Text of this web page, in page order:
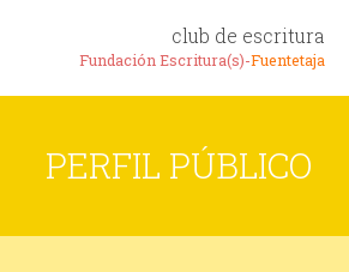
club de escritura
Fundación Escritura(s)-Fuentetaja
PERFIL PÚBLICO